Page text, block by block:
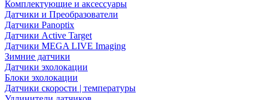
Комплектующие и аксессуары
Датчики и Преобразователи
Датчики Panoptix
Датчики Active Target
Датчики MEGA LIVE Imaging
Зимние датчики
Датчики эхолокации
Блоки эхолокации
Датчики скорости | температуры